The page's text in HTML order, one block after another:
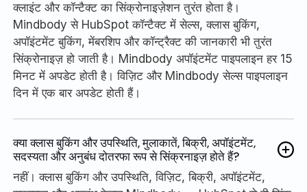
क्लाइंट और कॉन्टैक्ट का सिंक्रोनाइज़ेशन तुरंत होता है।
Mindbody से HubSpot कॉन्टैक्ट में सेल्स, क्लास बुकिंग,
अपॉइंटमेंट बुकिंग, मेंबरशिप और कॉन्ट्रैक्ट की जानकारी भी तुरंत
सिंक्रोनाइज़ हो जाती है। Mindbody अपॉइंटमेंट पाइपलाइन हर 15
मिनट में अपडेट होती है। विज़िट और Mindbody सेल्स पाइपलाइन
दिन में एक बार अपडेट होती हैं।
क्या क्लास बुकिंग और उपस्थिति, मुलाकातें, बिक्री, अपॉइंटमेंट,
सदस्यता और अनुबंध दोतरफा रूप से सिंक्रनाइज़ होते हैं?
नहीं। क्लास बुकिंग और उपस्थिति, विज़िट, बिक्री, अपॉइंटमेंट,